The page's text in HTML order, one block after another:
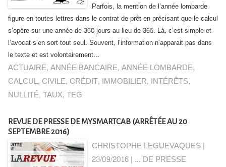
Parfois, la mention de l’année lombarde
figure en toutes lettres dans le contrat de prêt en précisant que le calcul
s’opère sur une année de 360 jours au lieu de 365. Là, c’est simple et
l’avocat s’en sort tout seul. Souvent, l’information n’apparait pas dans
le texte et est volontairement...
ACTUAIRE,ANNÉE BANCAIRE,ANNÉE LOMBARDE,
CALCUL, CIVILE, CRÉDIT, IMMOBILIER, INTÉRÊTS,
NULLITÉ,TAUX,TEG
REVUE DE PRESSE DE MYSMARTCAB (ARRÊTÉE AU 20
SEPTEMBRE 2016)
CHRISTOPHE LEGUEVAQUES |
23/09/2016| ... DE PRESSE